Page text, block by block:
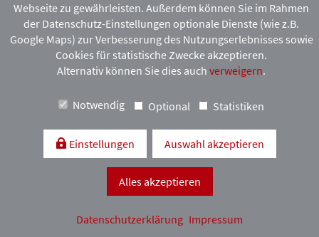
Mitgliedschaft:
Kontakt & Anfahrt Impressum Datenschutzerklärung
Webseite zu gewährleisten. Außerdem können Sie im Rahmen
der Datenschutz-Einstellungen optionale Dienste (wie z.B.
Google Maps) zur Verbesserung des Nutzungserlebnisses sowie
Cookies für statistische Zwecke akzeptieren.
Alternativ können Sie dies auch verweigern.
Notwendig Optional Statistiken
Einstellungen Auswahl akzeptieren
Alles akzeptieren
Datenschutzerklärung Impressum